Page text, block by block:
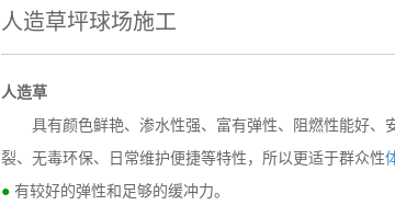
人造草坪球场施工
人造草
具有颜色鲜艳、渗水性强、富有弹性、阻燃性能好、
裂、无毒环保、日常维护便捷等特性，所以更适于群众性
● 有较好的弹性和足够的缓冲力。